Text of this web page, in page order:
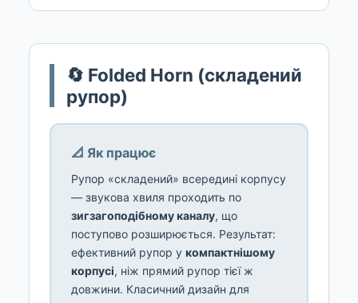
🔄 Folded Horn (складений
рупор)
📐 Як працює
Рупор «складений» всередині корпусу
— звукова хвиля проходить по
зигзагоподібному каналу, що
поступово розширюється. Результат:
ефективний рупор у компактнішому
корпусі, ніж прямий рупор тієї ж
довжини. Класичний дизайн для